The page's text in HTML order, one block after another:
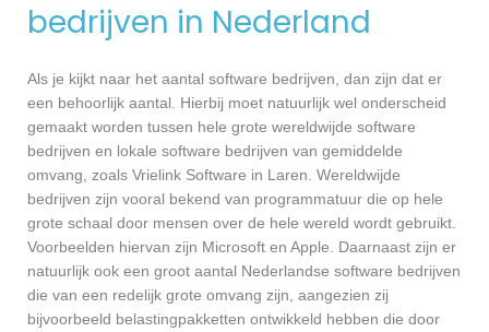
bedrijven in Nederland
Als je kijkt naar het aantal software bedrijven, dan zijn dat er
een behoorlijk aantal. Hierbij moet natuurlijk wel onderscheid
gemaakt worden tussen hele grote wereldwijde software
bedrijven en lokale software bedrijven van gemiddelde
omvang, zoals Vrielink Software in Laren. Wereldwijde
bedrijven zijn vooral bekend van programmatuur die op hele
grote schaal door mensen over de hele wereld wordt gebruikt.
Voorbeelden hiervan zijn Microsoft en Apple. Daarnaast zijn er
natuurlijk ook een groot aantal Nederlandse software bedrijven
die van een redelijk grote omvang zijn, aangezien zij
bijvoorbeeld belastingpakketten ontwikkeld hebben die door